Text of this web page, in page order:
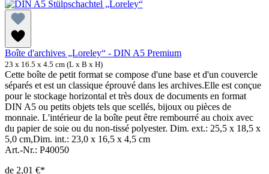
Boîte d'archives „Loreley“ - DIN A5 Premium
23 x 16.5 x 4.5 cm (L x B x H)
Cette boîte de petit format se compose d'une base et d'un couvercle
séparés et est un classique éprouvé dans les archives.Elle est conçue
pour le stockage horizontal et très doux de documents en format
DIN A5 ou petits objets tels que scellés, bijoux ou pièces de
monnaie. L'intérieur de la boîte peut être rembourré au choix avec
du papier de soie ou du non-tissé polyester. Dim. ext.: 25,5 x 18,5 x
5,0 cm,Dim. int.: 23,0 x 16,5 x 4,5 cm
Art.-Nr.: P40050
de 2,01 €*